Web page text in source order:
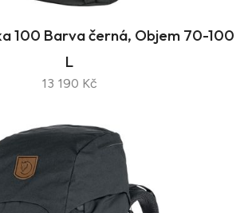
100 Barva černá, Objem 70-100
L
13 190 Kč